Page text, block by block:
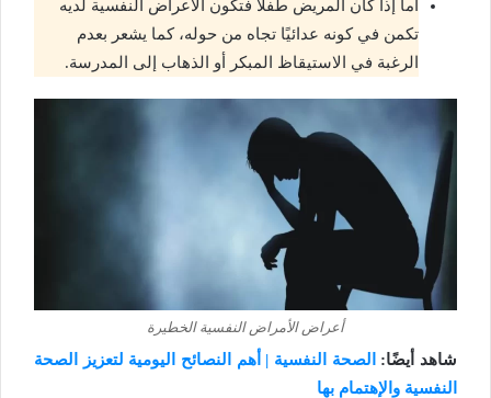
أما إذا كان المريض طفلًا فتكون الأعراض النفسية لديه
تكمن في كونه عدائيًا تجاه من حوله، كما يشعر بعدم
الرغبة في الاستيقاظ المبكر أو الذهاب إلى المدرسة.
أعراض الأمراض النفسية الخطيرة
شاهد أيضًا:
الصحة النفسية | أهم النصائح اليومية لتعزيز الصحة
النفسية والإهتمام بها